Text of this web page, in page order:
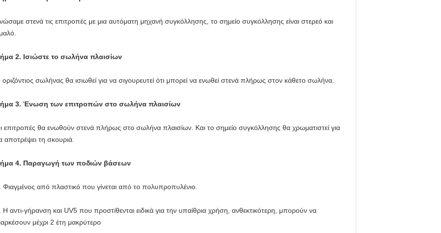
στενά τις επιτροπές με μια αυτόματη μηχανή συγκόλλησης, το σημείο συγκόλλησης είναι στερεό και
2. Ισιώστε το σωλήνα πλαισίων
σωλήνας θα ισιωθεί για να σιγουρευτεί ότι μπορεί να ενωθεί στενά πλήρως στον κάθετο σωλήνα.
3. Ένωση των επιτροπών στο σωλήνα πλαισίων
επιτροπές θα ενωθούν στενά πλήρως στο σωλήνα πλαισίων. Και το σημείο συγκόλλησης θα χρωματιστεί για
αποτρέψει τη σκουριά.
4. Παραγωγή των ποδιών βάσεων
Φιαγμένος από πλαστικό που γίνεται από το πολυπροπυλένιο.
Η αντι-γήρανση και UV5 που προστίθενται ειδικά για την υπαίθρια χρήση, ανθεκτικότερη, μπορούν να
μέχρι 2 έτη μακρύτερο